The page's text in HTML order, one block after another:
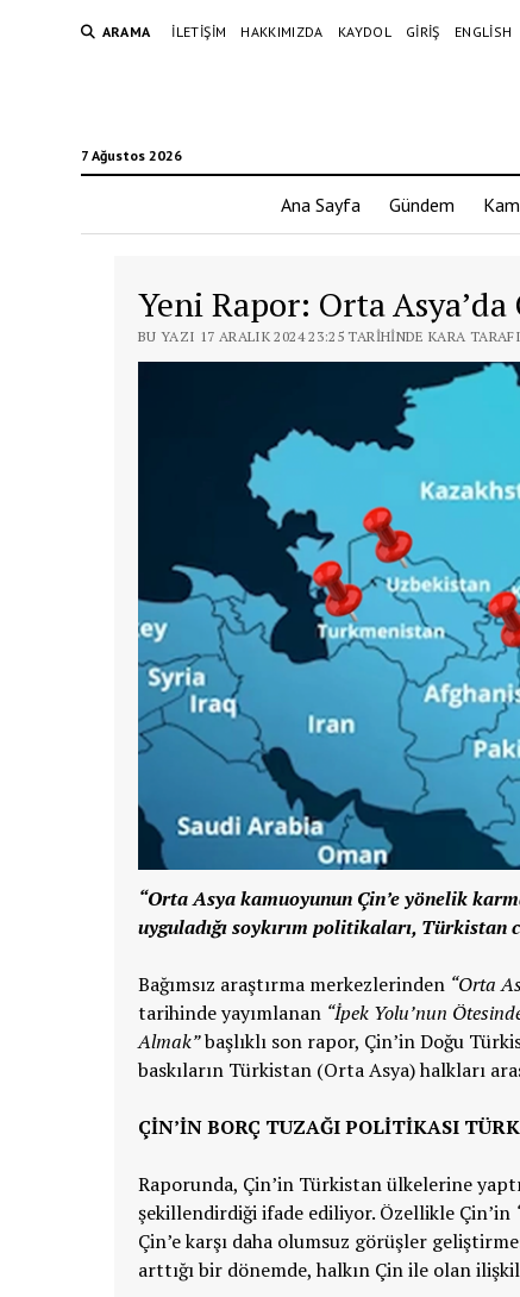
ARAMA İLETIŞIM HAKKIMIZDA KAYDOL GIRIŞ ENGLISH
7 Ağustos 2026
Ana Sayfa Gündem
Yeni Rapor: Orta
BU YAZI 17 ARALIK 2024 23:25 TARIHINDE KARA
“Orta Asya kamuoyunun Çin’e yönelik
uyguladığı soykırım politikaları, Türkistan
Bağımsız araştırma merkezlerinden “Orta
tarihinde yayımlanan “İpek Yolu’nun
Almak”başlıklı son rapor, Çin’in Doğu
baskıların Türkistan (Orta Asya) halkları
ÇİN’İN BORÇ TUZAĞI POLİTİKASI
Raporunda, Çin’in Türkistan ülkelerine
şekillendirdiği ifade ediliyor. Özellikle Çin’in
Çin’e karşı daha olumsuz görüşler
arttığı bir dönemde, halkın Çin ile olan